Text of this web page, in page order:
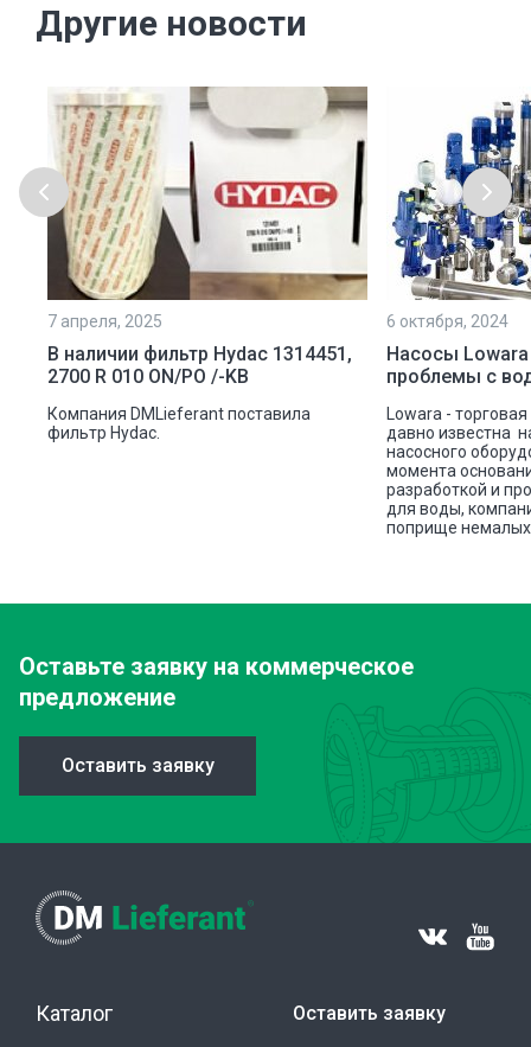
Другие новости
7 апреля, 2025
В наличии фильтр Hydac 1314451,
2700 R 010 ON/PO /-KB
Компания DMLieferant поставила
фильтр Hydac.
6 октября, 2024
Насосы
проблемы с
Lowara -
давно известна
насосного
момента
разработкой и
для воды,
поприще немалых
Оставьте заявку на коммерческое
предложение
Оставить заявку
Каталог Оставить заявку